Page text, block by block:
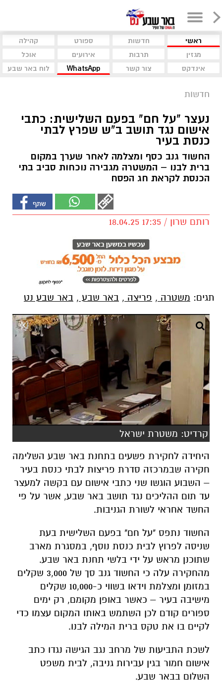
ראשי חדשות ספורט
קהילה
מגזין
תרבות אירועים
אוכל
אינדקס
צור קשר WhatsApp לוח באר שבע
חדשות
נעצר "על חם" בפעם השלישית: כתבי
אישום נגד תושב ב"ש שפרץ לבתי
כנסת בעיר
החשוד גנב כסף ומצלמה לאחר שערך במקום
ברית לבנו – המשטרה מגבירה נוכחות סביב בתי
הכנסת לקראת חג הפסח
רותם שרון / 17:35 18.04.25
פריצה, באר שבע, באר שבע נט
קרדיט: משטרת ישראל
היחידה לחקירת פשעים בתחנת באר שבע השלימה
חקירה שבמרכזה סדרת פריצות לבתי כנסת בעיר
– השבוע הוגשו שני כתבי אישום עם בקשה למעצר
החשד אחראי לשורת הגניבות.
החשוד נתפס "על חם" בפעם השלישית בעת
שניסה לפרוץ לבית כנסת נוסף, במסגרת מארב
שתוכנן מראש על ידי בלשי תחנת באר שבע.
במזומן ומצלמת וידאו בשווי כ-10,000 שקלים
מישיבה בעיר – כאשר באופן מקומם, רק ימים
ספורים קודם לכן השתמש באותו המקום עצמו כדי
לקיים בו את טקס ברית המילה לבנו.
לשכת התביעות של מרחב נגב הגישה נגדו כתב
אישום חמור בגין עבירות גניבה, לבית משפט
השלום בבאר שבע.